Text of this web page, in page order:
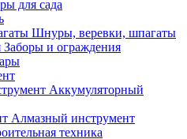
для сада
Шнуры, веревки, шпагаты
Заборы и ограждения
Аккумуляторный
Алмазный инструмент